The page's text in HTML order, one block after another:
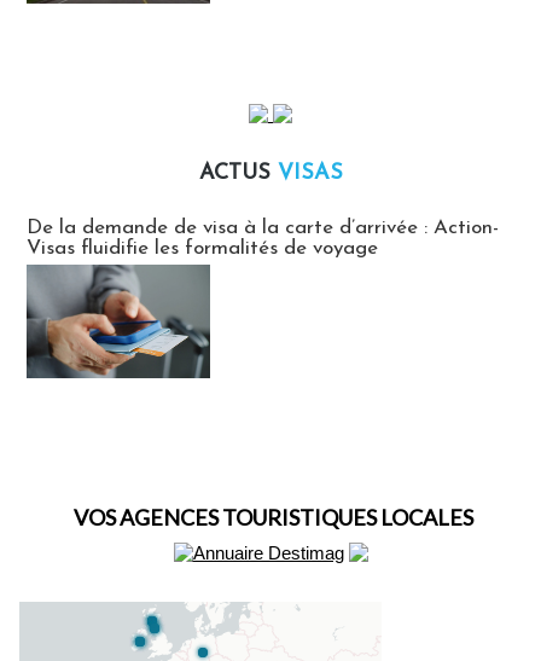
ACTUS VISAS
De la demande de visa à la carte d’arrivée : Action-
Visas fluidifie les formalités de voyage
VOS AGENCES TOURISTIQUES LOCALES